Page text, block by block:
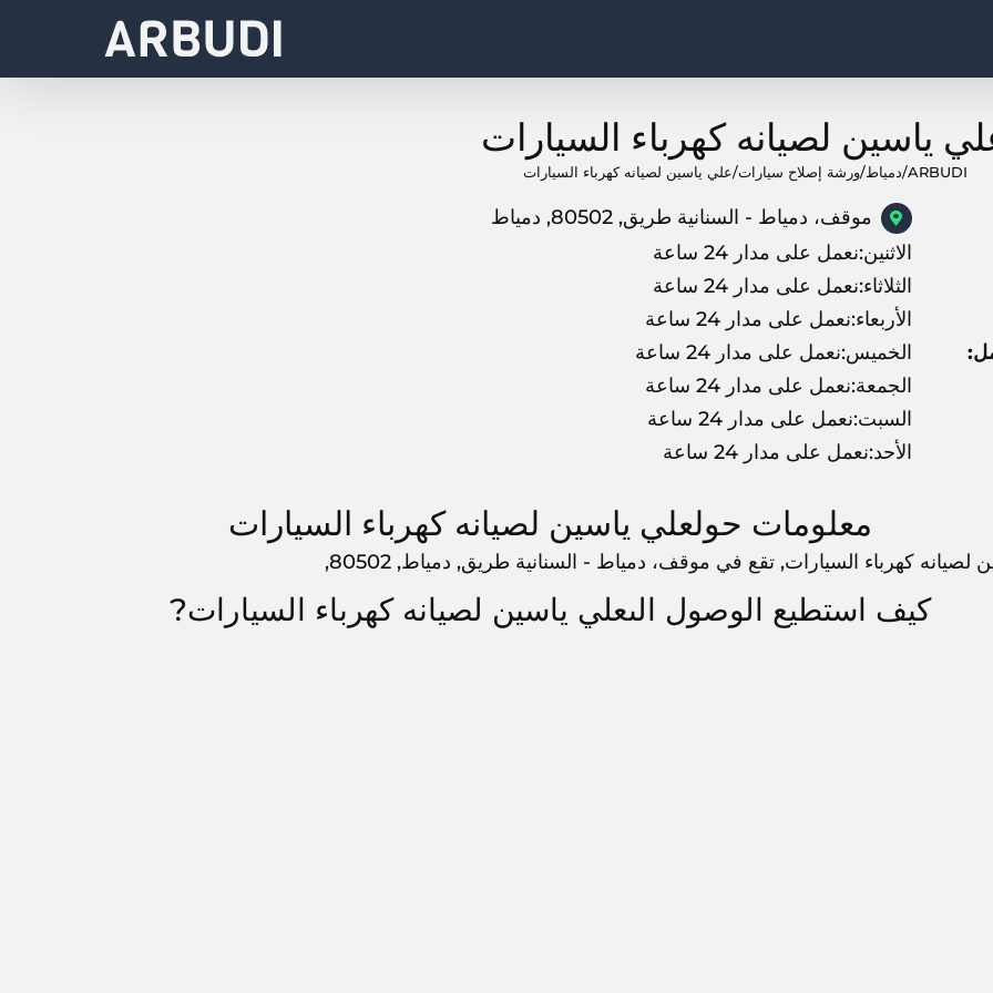
ياسين لصيانه كهرباء السيارات
ARBUDI
/دمياط/ورشة إصلاح سيارات/علي ياسين لصيانه كهرباء السيارات
موقف، دمياط - السنانية طريق, 80502, دمياط
الاثنين:نعمل على مدار 24 ساعة
الثلاثاء:نعمل على مدار 24 ساعة
الأربعاء:نعمل على مدار 24 ساعة
الخميس:نعمل على مدار 24 ساعة
الجمعة:نعمل على مدار 24 ساعة
السبت:نعمل على مدار 24 ساعة
الأحد:نعمل على مدار 24 ساعة
معلومات حولعلي ياسين لصيانه كهرباء السيارات
لصيانه كهرباء السيارات, تقع في موقف، دمياط - السنانية طريق, دمياط, 80502,
كيف استطيع الوصول الىعلي ياسين لصيانه كهرباء السيارات?